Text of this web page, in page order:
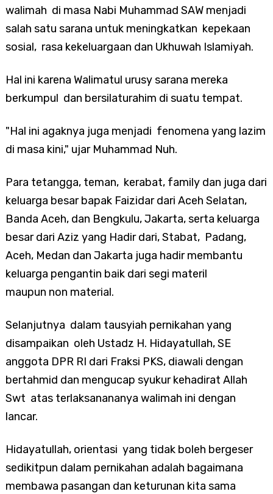
walimah di masa Nabi Muhammad SAW menjadi
salah satu sarana untuk meningkatkan kepekaan
sosial, rasa kekeluargaan dan Ukhuwah Islamiyah.
Hal ini karena Walimatul urusy sarana mereka
berkumpul dan bersilaturahim di suatu tempat.
"Hal ini agaknya juga menjadi fenomena yang lazim
di masa kini," ujar Muhammad Nuh.
Para tetangga, teman, kerabat, family dan juga dari
keluarga besar bapak Faizidar dari Aceh Selatan,
Banda Aceh, dan Bengkulu, Jakarta, serta keluarga
besar dari Aziz yang Hadir dari, Stabat, Padang,
Aceh, Medan dan Jakarta juga hadir membantu
keluarga pengantin baik dari segi materil
maupun non material.
Selanjutnya dalam tausyiah pernikahan yang
disampaikan oleh Ustadz H. Hidayatullah, SE
anggota DPR RI dari Fraksi PKS, diawali dengan
bertahmid dan mengucap syukur kehadirat Allah
Swt atas terlaksanananya walimah ini dengan
lancar.
Hidayatullah, orientasi yang tidak boleh bergeser
sedikitpun dalam pernikahan adalah bagaimana
membawa pasangan dan keturunan kita sama